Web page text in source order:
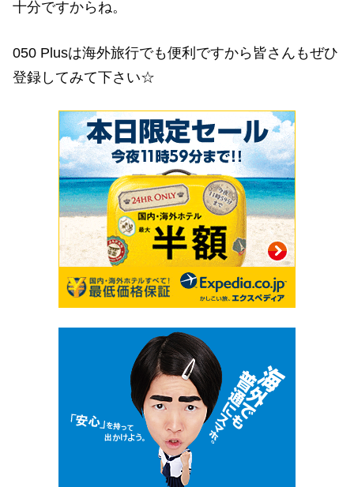
十分ですからね。
050 Plusは海外旅行でも便利ですから皆さんもぜひ
登録してみて下さい☆